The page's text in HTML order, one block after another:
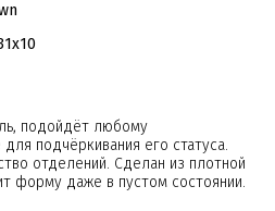
подойдёт любому
подчёркивания его статуса.
отделений. Сделан из плотной
форму даже в пустом состоянии.